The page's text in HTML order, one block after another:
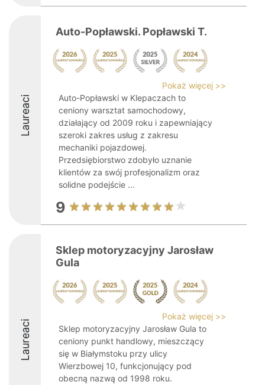
Laureaci
Auto-Popławski. Popławski T.
Pokaż więcej >>
Auto-Popławski w Klepaczach to
ceniony warsztat samochodowy,
działający od 2009 roku i zapewniający
szeroki zakres usług z zakresu
mechaniki pojazdowej.
Przedsiębiorstwo zdobyło uznanie
klientów za swój profesjonalizm oraz
solidne podejście ...
9
Laureaci
Sklep motoryzacyjny Jarosław
Gula
Pokaż więcej >>
Sklep motoryzacyjny Jarosław Gula to
ceniony punkt handlowy, mieszczący
się w Białymstoku przy ulicy
Wierzbowej 10, funkcjonujący pod
obecną nazwą od 1998 roku.